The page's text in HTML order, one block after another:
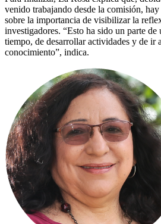
venido trabajando desde la comisión,
sobre la importancia de visibilizar la
investigadores. “Esto ha sido un parte
tiempo, de desarrollar actividades y de ir
conocimiento”, indica.